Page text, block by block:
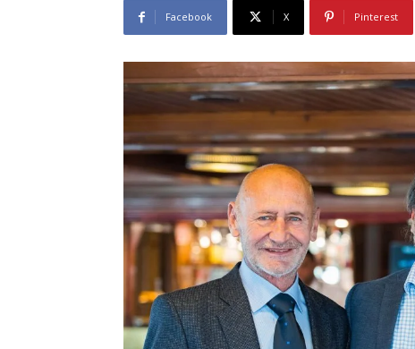
Facebook X Pinterest